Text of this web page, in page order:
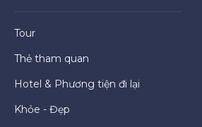
Tour
Thẻ tham quan
Hotel & Phương tiện đi lại
Khỏe - Đẹp